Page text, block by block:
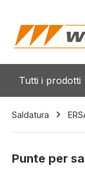
Tutti i prodotti
Saldatura
Punte per